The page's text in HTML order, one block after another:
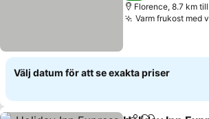
Florence, 8.7 km
Varm frukost med
Välj datum för att se exakta priser